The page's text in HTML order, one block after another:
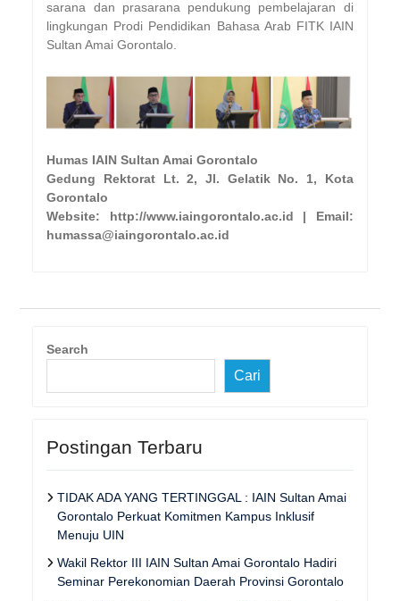
sarana dan prasarana pendukung pembelajaran di
lingkungan Prodi Pendidikan Bahasa Arab FITK IAIN
Sultan Amai Gorontalo.
Humas IAIN Sultan Amai Gorontalo
Gedung Rektorat Lt. 2, Jl. Gelatik No. 1, Kota
Gorontalo
Website: http://www.iaingorontalo.ac.id | Email:
humassa@iaingorontalo.ac.id
Search
Cari
Postingan Terbaru
TIDAK ADA YANG TERTINGGAL : IAIN Sultan Amai
Gorontalo Perkuat Komitmen Kampus Inklusif
Menuju UIN
Wakil Rektor III IAIN Sultan Amai Gorontalo Hadiri
Seminar Perekonomian Daerah Provinsi Gorontalo